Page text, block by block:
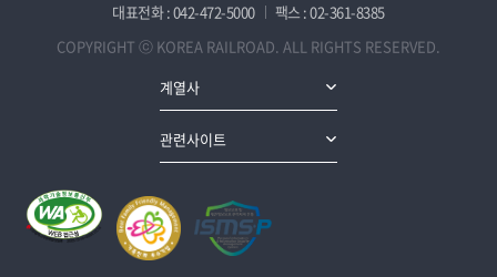
대표전화 : 042-472-5000
팩스 : 02-361-8385
COPYRIGHT ⓒ KOREA RAILROAD. ALL RIGHTS RESERVED.
계열사
관련사이트